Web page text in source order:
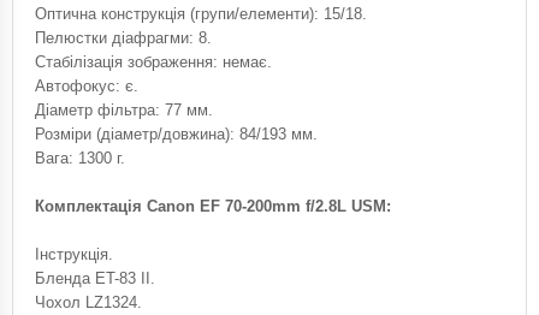
Оптична конструкція (групи/елементи): 15/18.
Пелюстки діафрагми: 8.
Стабілізація зображення: немає.
Автофокус: є.
Діаметр фільтра: 77 мм.
Розміри (діаметр/довжина): 84/193 мм.
Вага: 1300 г.
Комплектація Canon EF 70-200mm f/2.8L USM:
Інструкція.
Бленда ET-83 II.
Чохол LZ1324.